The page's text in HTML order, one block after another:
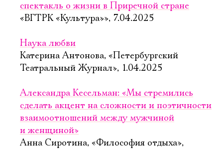
спектакль о жизни в Приречной стране
«ВГТРК «Культура»», 7.04.2025
Наука любви
Катерина Антонова, «Петербургский
Театральный Журнал», 1.04.2025
Александра Кесельман: «Мы стремились
сделать акцент на сложности и поэтичности
взаимоотношений между мужчиной
и женщиной»
Анна Сиротина, «Философия отдыха»,